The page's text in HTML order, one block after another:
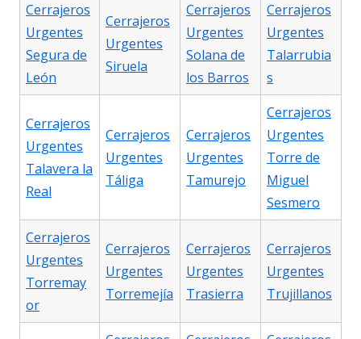
Cerrajeros
Urgentes
Segura de
León
Cerrajeros
Urgentes
Siruela
Cerrajeros
Urgentes
Solana de
los Barros
Cerrajeros
Urgentes
Talarrubia
s
Cerrajeros
Urgentes
Talavera la
Real
Cerrajeros
Urgentes
Táliga
Cerrajeros
Urgentes
Tamurejo
Cerrajeros
Urgentes
Torre de
Miguel
Sesmero
Cerrajeros
Urgentes
Torremay
or
Cerrajeros
Urgentes
Torremejía
Cerrajeros
Urgentes
Trasierra
Cerrajeros
Urgentes
Trujillanos